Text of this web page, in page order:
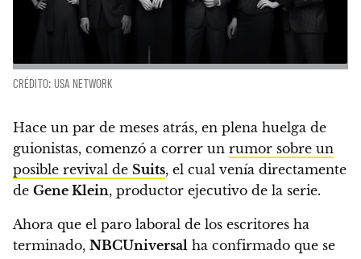
CRÉDITO: USA NETWORK
Hace un par de meses atrás, en plena huelga de
guionistas, comenzó a correr un rumor sobre un
posible revival de Suits, el cual venía directamente
de Gene Klein, productor ejecutivo de la serie.
Ahora que el paro laboral de los escritores ha
terminado, NBCUniversal ha confirmado que se